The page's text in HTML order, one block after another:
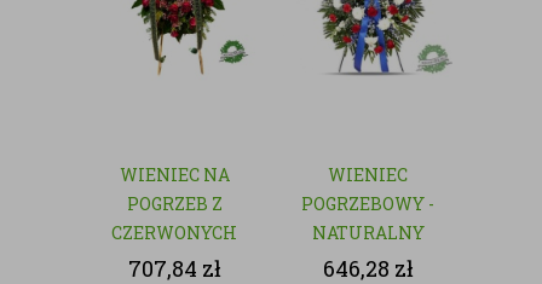
WIENIEC NA
POGRZEB Z
CZERWONYCH
RÓŻ
707,84 zł
WIENIEC
POGRZEBOWY -
NATURALNY
646,28 zł